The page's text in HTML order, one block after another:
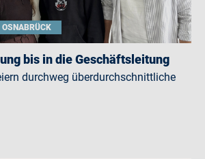
OSNABRÜCK
bis in die Geschäftsleitung
durchweg überdurchschnittliche